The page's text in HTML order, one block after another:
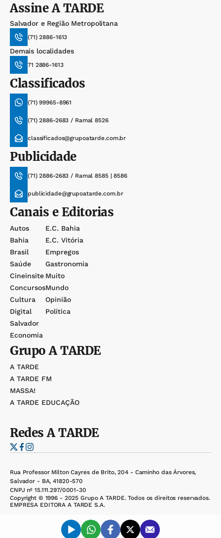
AssineA TARDE
Salvador e Região Metropolitana
(71) 2886-1613
Demais localidades
71 2886-1613
Classificados
(71) 99965-8961
(71) 2886-2683 / Ramal 8526
classificados@grupoatarde.com.br
Publicidade
(71) 2886-2683 / Ramal 8585 | 8586
publicidade@grupoatarde.com.br
Canais e Editorias
Autos
Bahia
Brasil
Saúde
Cineinsite
Concursos
Cultura
Digital
Salvador
Economia
E.c. Bahia
E.c. Vitória
Empregos
Gastronomia
Muito
Mundo
Opinião
Política
GrupoA TARDE
A TARDE
A TARDE FM
MASSA!
A TARDE EDUCAÇÃO
RedesA TARDE
Rua Professor Milton Cayres de Brito, 204 - Caminho das Árvores,
Salvador - BA, 41820-570
CNPJ nº 15.111.297/0001-30
Copyright © 1996 - 2025 Grupo A TARDE. Todos os direitos reservados.
EMPRESA EDITORA A TARDE S.A.